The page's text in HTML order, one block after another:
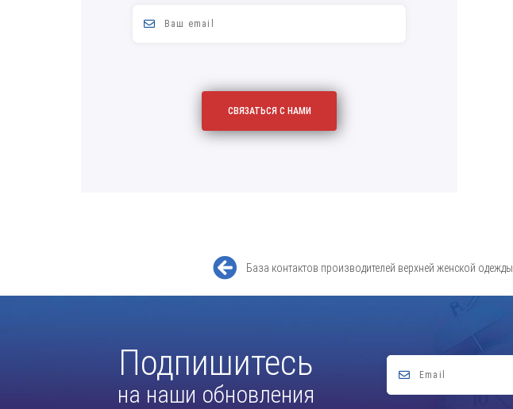
База контактов производителей верхней женской одежды
Подпишитесь
на наши обновления